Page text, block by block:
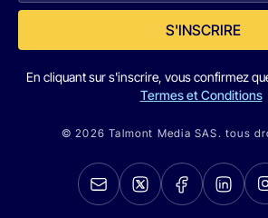
S'INSCRIRE
En cliquant sur s'inscrire, vous confirmez
Termes et Conditions
© 2026 Talmont Media SAS. tous